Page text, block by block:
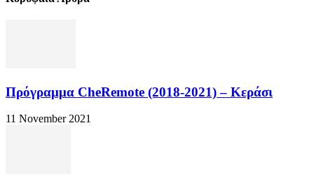
Πρόγραμμα CheRemote (2018-2021) – Κεράσι
11 November 2021